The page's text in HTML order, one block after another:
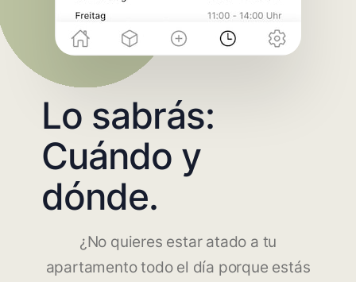
Lo sabrás:
Cuándo y
dónde.
¿No quieres estar atado a tu
apartamento todo el día porque estás